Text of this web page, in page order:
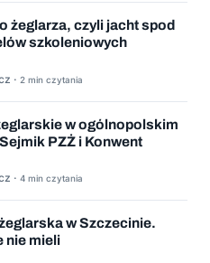
żeglarza, czyli jacht spod
szkoleniowych
· 2 min czytania
w ogólnopolskim
PZŻ i Konwent
· 4 min czytania
w Szczecinie.
nie mieli